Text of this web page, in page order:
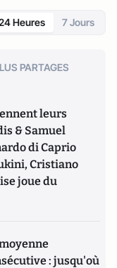
Heures 7 Jours
PARTAGES
leurs
& Samuel
di Caprio
Cristiano
joue du
: jusqu'où